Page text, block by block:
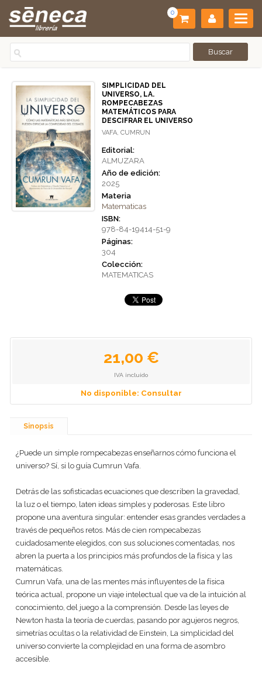
0
SIMPLICIDAD DEL
UNIVERSO, LA.
ROMPECABEZAS
MATEMÁTICOS PARA
DESCIFRAR EL UNIVERSO
VAFA, CUMRUN
Editorial:
ALMUZARA
Año de edición:
2025
Materia
Matematicas
ISBN:
978-84-19414-51-9
Páginas:
304
Colección:
MATEMATICAS
21,00 €
IVA incluido
No disponible: Consultar
Sinopsis
¿Puede un simple rompecabezas enseñarnos cómo funciona el
universo? Sí, si lo guía Cumrun Vafa.
Detrás de las sofisticadas ecuaciones que describen la gravedad,
la luz o el tiempo, laten ideas simples y poderosas. Este libro
propone una aventura singular: entender esas grandes verdades a
través de pequeños retos. Más de cien rompecabezas
cuidadosamente elegidos, con sus soluciones comentadas, nos
abren la puerta a los principios más profundos de la física y las
matemáticas.
Cumrun Vafa, una de las mentes más influyentes de la física
teórica actual, propone un viaje intelectual que va de la intuición al
conocimiento, del juego a la comprensión. Desde las leyes de
Newton hasta la teoría de cuerdas, pasando por agujeros negros,
simetrías ocultas o la relatividad de Einstein, La simplicidad del
universo convierte la complejidad en una forma de asombro
accesible.